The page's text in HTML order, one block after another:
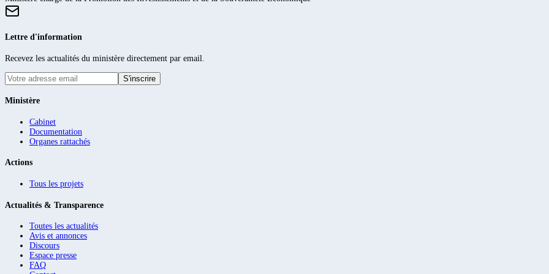
Lettre d'information
Recevez les actualités du ministère directement par email.
S'inscrire
Ministère
Cabinet
Documentation
Organes rattachés
Actions
Tous les projets
Actualités & Transparence
Toutes les actualités
Avis et annonces
Discours
Espace presse
FAQ